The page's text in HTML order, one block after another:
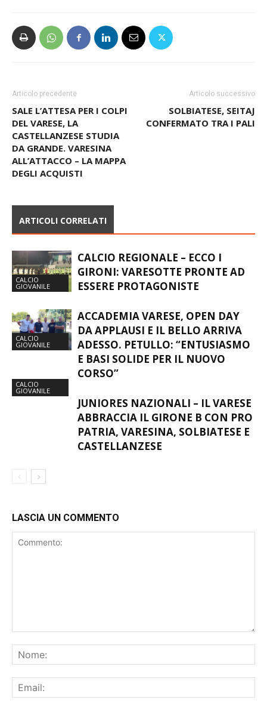
Articolo precedente
SALE L’ATTESA PER I COLPI
DEL VARESE, LA
CASTELLANZESE STUDIA
DA GRANDE. VARESINA
ALL’ATTACCO – LA MAPPA
DEGLI ACQUISTI
Articolo successivo
SOLBIATESE, SEITAJ
CONFERMATO TRA I PALI
ARTICOLI CORRELATI
CALCIO
GIOVANILE
CALCIO REGIONALE – ECCO I
GIRONI: VARESOTTE PRONTE AD
ESSERE PROTAGONISTE
CALCIO
GIOVANILE
ACCADEMIA VARESE, OPEN DAY
DA APPLAUSI E IL BELLO ARRIVA
ADESSO. PETULLO: “ENTUSIASMO
E BASI SOLIDE PER IL NUOVO
CORSO”
CALCIO
GIOVANILE
JUNIORES NAZIONALI – IL VARESE
ABBRACCIA IL GIRONE B CON PRO
PATRIA, VARESINA, SOLBIATESE E
CASTELLANZESE
LASCIA UN COMMENTO